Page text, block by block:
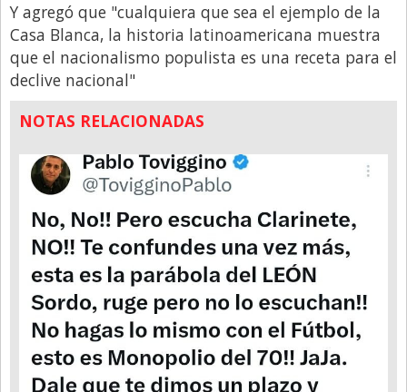
Y agregó que "cualquiera que sea el ejemplo de la
Casa Blanca, la historia latinoamericana muestra
que el nacionalismo populista es una receta para el
declive nacional"
NOTAS RELACIONADAS